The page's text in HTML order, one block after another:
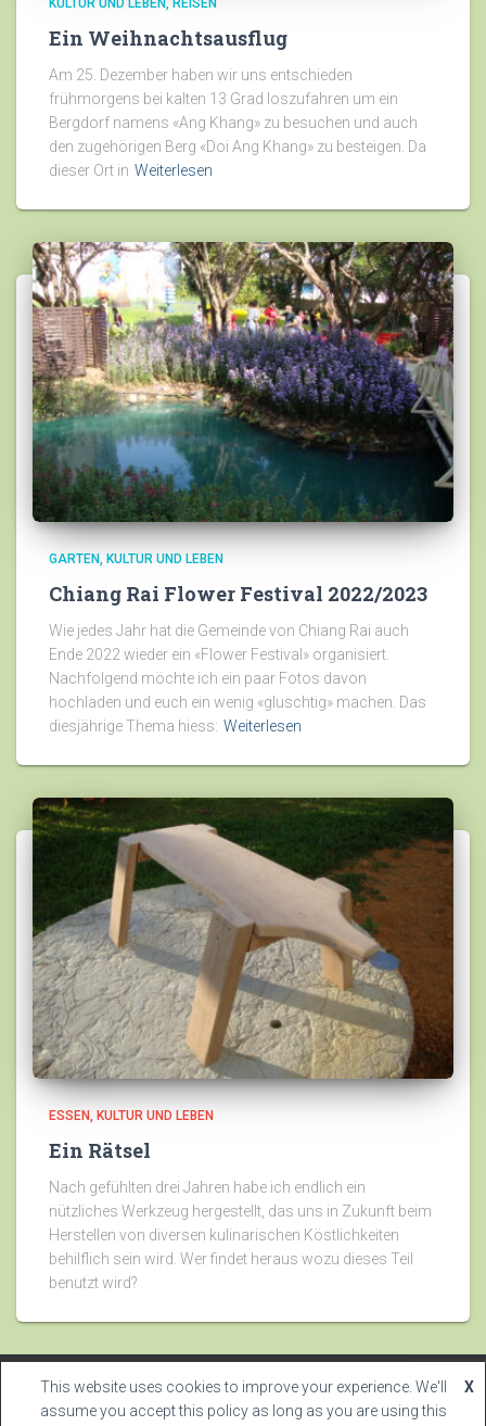
Ein Weihnachtsausflug
Am 25. Dezember haben wir uns entschieden
frühmorgens bei kalten 13 Grad loszufahren um ein
Bergdorf namens «Ang Khang» zu besuchen und auch
den zugehörigen Berg «Doi Ang Khang» zu besteigen. Da
dieser Ort in Weiterlesen
GARTEN KULTUR UND LEBEN
Chiang Rai Flower Festival 2022/2023
Wie jedes Jahr hat die Gemeinde von Chiang Rai auch
Ende 2022 wieder ein «Flower Festival» organisiert.
Nachfolgend möchte ich ein paar Fotos davon
hochladen und euch ein wenig «gluschtig» machen. Das
diesjährige Thema hiess: Weiterlesen
ESSEN KULTUR UND LEBEN
Ein Rätsel
Nach gefühlten drei Jahren habe ich endlich ein
nützliches Werkzeug hergestellt, das uns in Zukunft beim
Herstellen von diversen kulinarischen Köstlichkeiten
behilflich sein wird. Wer findet heraus wozu dieses Teil
benutzt wird?
2023 |Nyffenegger Systems
This website uses cookies to improve your experience. We'll
assume you accept this policy as long as you are using this
X